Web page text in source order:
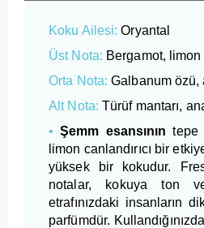
Koku Ailesi: Oryantal
Üst Nota: Bergamot, limon
Orta Nota: Galbanum özü,
Alt Nota: Türüf mantarı,
• Şemm esansının tepe
limon canlandırıcı bir
yüksek bir kokudur.
notalar, kokuya ton
etrafınızdaki insanların
parfümdür.